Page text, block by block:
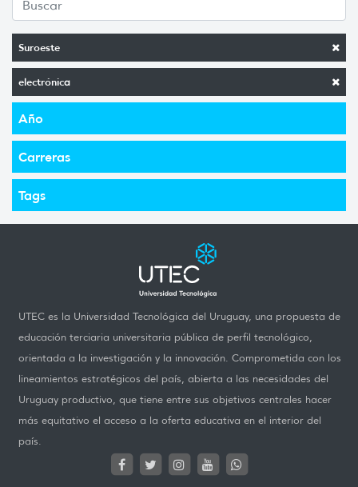
Suroeste
electrónica
Año
Carreras
Tags
UTEC es la Universidad Tecnológica del Uruguay, una propuesta de
educación terciaria universitaria pública de perfil tecnológico,
orientada a la investigación y la innovación. Comprometida con los
lineamientos estratégicos del país, abierta a las necesidades del
Uruguay productivo, que tiene entre sus objetivos centrales hacer
más equitativo el acceso a la oferta educativa en el interior del
país.